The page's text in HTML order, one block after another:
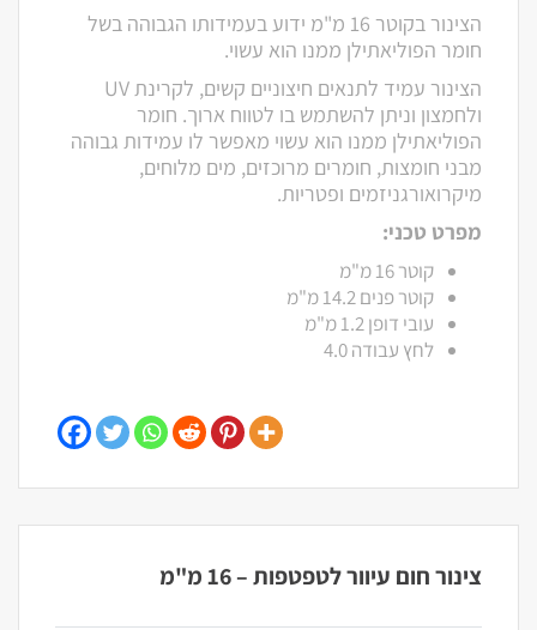
הצינור בקוטר 16 מ"מ ידוע בעמידותו הגבוהה בשל
חומר הפוליאתילן ממנו הוא עשוי.
הצינור עמיד לתנאים חיצוניים קשים, לקרינת UV
ולחמצון וניתן להשתמש בו לטווח ארוך. חומר
הפוליאתילן ממנו הוא עשוי מאפשר לו עמידות גבוהה
מבני חומצות, חומרים מרוכזים, מים מלוחים,
מיקרואורגניזמים ופטריות.
מפרט טכני:
קוטר 16 מ"מ
קוטר פנים 14.2 מ"מ
עובי דופן 1.2 מ"מ
לחץ עבודה 4.0
צינור חום עיוור לטפטפות – 16 מ"מ